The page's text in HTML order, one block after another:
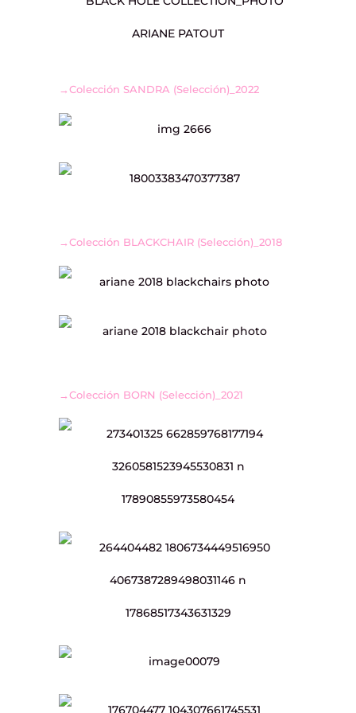
→Colección SANDRA (Selección)_2022
→Colección BLACKCHAIR (Selección)_2018
→Colección BORN (Selección)_2021